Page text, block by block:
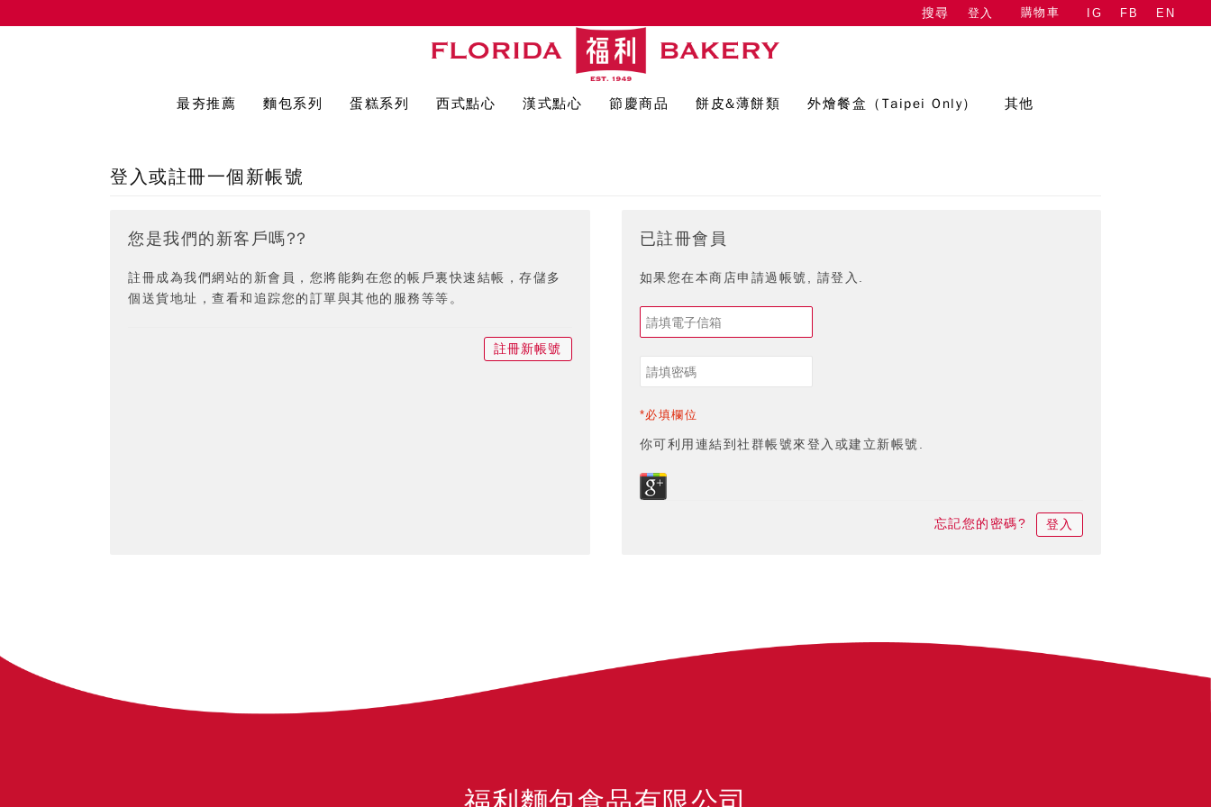
搜尋 登入 購物車 IG FB EN
最夯推薦 麵包系列 蛋糕系列 西式點心 漢式點心 節慶商品 餅皮&薄餅類 外燴餐盒（Taipei Only） 其他
登入或註冊一個新帳號
您是我們的新客戶嗎??
註冊成為我們網站的新會員，您將能夠在您的帳戶裏快速結帳，存儲多
個送貨地址，查看和追踪您的訂單與其他的服務等等。
註冊新帳號
已註冊會員
如果您在本商店申請過帳號, 請登入.
*必填欄位
你可利用連結到社群帳號來登入或建立新帳號.
忘記您的密碼? 登入